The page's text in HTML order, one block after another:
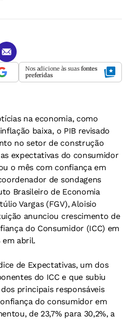
Nos adicione às suas fontes
preferidas
na economia, como
baixa, o PIB revisado
no setor de construção
expectativas do consumidor
o mês com confiança em
de sondagens
Brasileiro de Economia
Vargas (FGV), Aloisio
anunciou crescimento de
do Consumidor (ICC) em
em abril.
de Expectativas, um dos
do ICC e que subiu
principais responsáveis
do consumidor em
de 23,7% para 30,2%, a